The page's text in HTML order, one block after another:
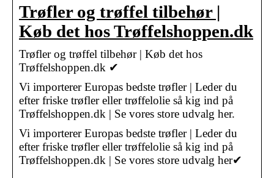
Trøfler og trøffel tilbehør |
Køb det hos Trøffelshoppen.dk
Trøfler og trøffel tilbehør | Køb det hos
Trøffelshoppen.dk ✔
Vi importerer Europas bedste trøfler | Leder du
efter friske trøfler eller trøffelolie så kig ind på
Trøffelshoppen.dk | Se vores store udvalg her.
Vi importerer Europas bedste trøfler | Leder du
efter friske trøfler eller trøffelolie så kig ind på
Trøffelshoppen.dk | Se vores store udvalg her✔